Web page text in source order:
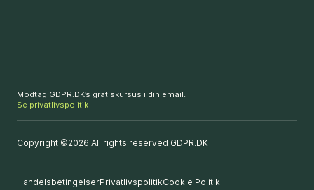
Modtag GDPR.DK’s gratiskursus i din email.
Se privatlivspolitik
Copyright ©2026 All rights reserved GDPR.DK
HandelsbetingelserPrivatlivspolitikCookie Politik